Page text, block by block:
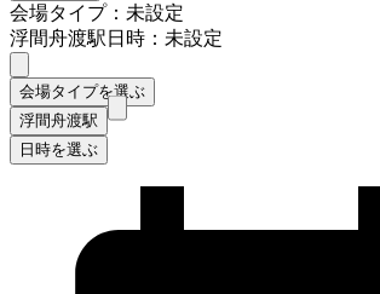
会場タイプ：未設定
浮間舟渡駅日時：未設定
会場タイプを選ぶ
浮間舟渡駅
日時を選ぶ